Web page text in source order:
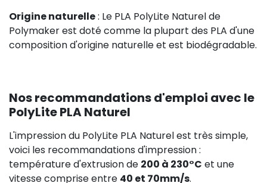
Origine naturelle: Le PLA PolyLite Naturel de
Polymaker est doté comme la plupart des PLA d'une
composition d'origine naturelle et est biodégradable.
Nos recommandations d'emploi avec le
PolyLite PLA Naturel
L'impression du PolyLite PLA Naturel est très simple,
voici les recommandations d'impression :
température d'extrusion de 200 à 230°C et une
vitesse comprise entre 40 et 70mm/s.